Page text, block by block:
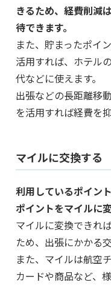
きるため、経費削減
待できます。
また、貯まったポイ
活用すれば、ホテル
代などに使えます。
出張などの長距離移
を活用すれば経費を
マイルに交換する
利用しているポイン
ポイントをマイルに
マイルに変換できれ
ため、出張にかかる
また、マイルは航空
カードや商品など、